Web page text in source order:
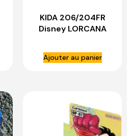
KIDA 206/204FR
Disney LORCANA
Ajouter au panier